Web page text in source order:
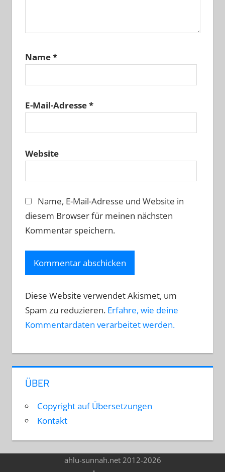
Name*
E-Mail-Adresse*
Website
Name, E-Mail-Adresse und Website in
diesem Browser für meinen nächsten
Kommentar speichern.
Diese Website verwendet Akismet, um
Spam zu reduzieren. Erfahre, wie deine
Kommentardaten verarbeitet werden.
ÜBER
Copyright auf Übersetzungen
Kontakt
ahlu-sunnah.net 2012-2026